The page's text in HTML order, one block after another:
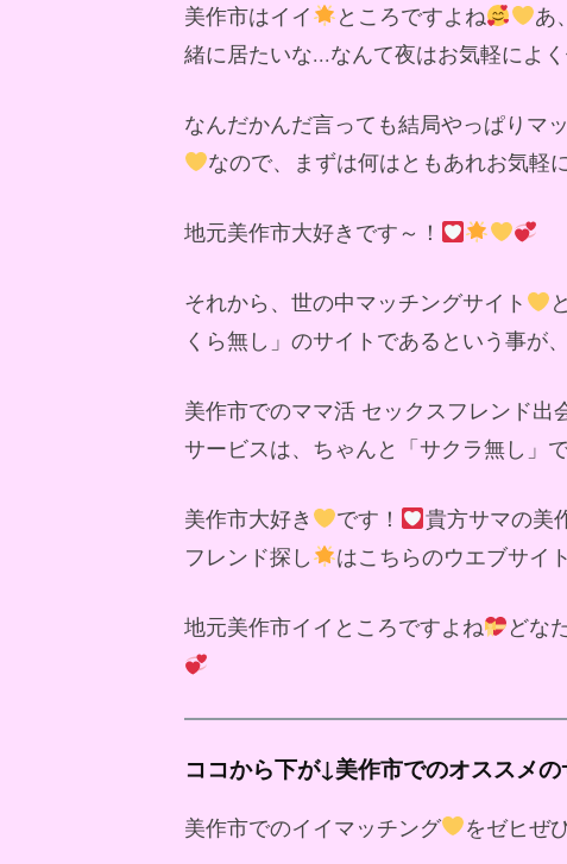
美作市はイイ ところですよね
あ
緒に居たいな...なんて夜はお気軽によく
なんだかんだ言っても結局やっぱりマ
なので、まずは何はともあれお気軽
地元美作市大好きです～！
それから、世の中マッチングサイト
くら無し」のサイトであるという事が
美作市でのママ活 セックスフレンド
サービスは、ちゃんと「サクラ無し」
美作市大好き です！ 貴方サマの美
フレンド探し
はこちらのウエブサイ
地元美作市イイところですよね どな
ココから下が↓美作市でのオススメ
美作市でのイイマッチング をゼヒぜ